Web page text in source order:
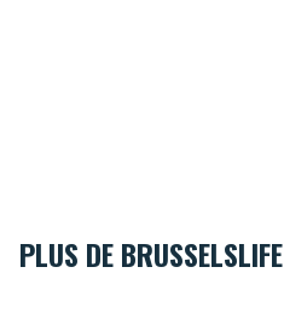
PLUS DE BRUSSELSLIFE